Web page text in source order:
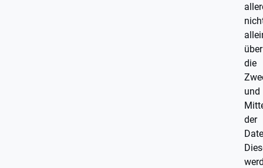
über
die
und
der